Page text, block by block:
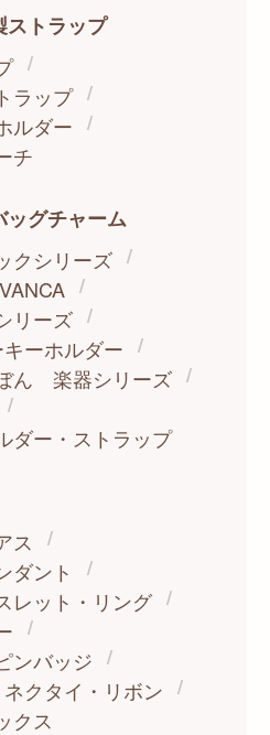
ストラップ
ラップ
ルダー
チ
ッグチャーム
クシリーズ
リーズ
ーホルダー
ん 楽器シリーズ
ダー・ストラップ
ス
ダント
レット・リング
ンバッジ
ネクタイ・リボン
クス